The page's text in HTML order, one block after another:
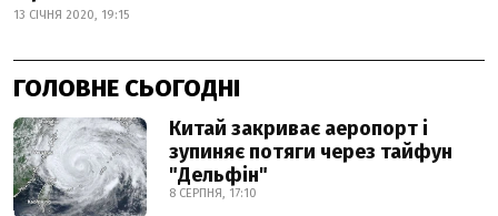
13 СІЧНЯ 2020, 19:15
ГОЛОВНЕ СЬОГОДНІ
Китай закриває аеропорт і
зупиняє потяги через тайфун
"Дельфін"
8 СЕРПНЯ, 17:10